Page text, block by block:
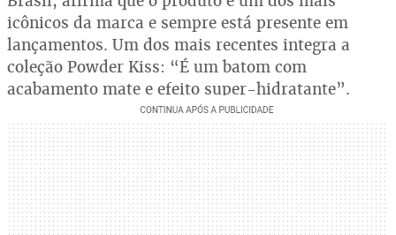
icônicos da marca e sempre está presente em
lançamentos. Um dos mais recentes integra a
coleção Powder Kiss: “É um batom com
acabamento mate e efeito super-hidratante”.